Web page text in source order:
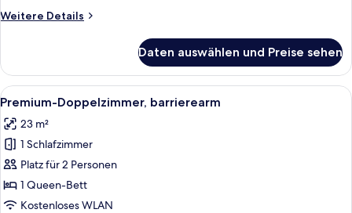
Weitere Details
Weitere
Zweibettzimmer,
2 Einzelbetten
Daten auswählen und Preise sehen
Alle
Fotos
für
Premium-
Doppelzimmer,
barrierearm
anzeigen
Ein Badezimmer mit weißen
5
Premium-Doppelzimmer, barrierearm
23 m²
1 Schlafzimmer
Platz für 2 Personen
1 Queen-Bett
Kostenloses WLAN